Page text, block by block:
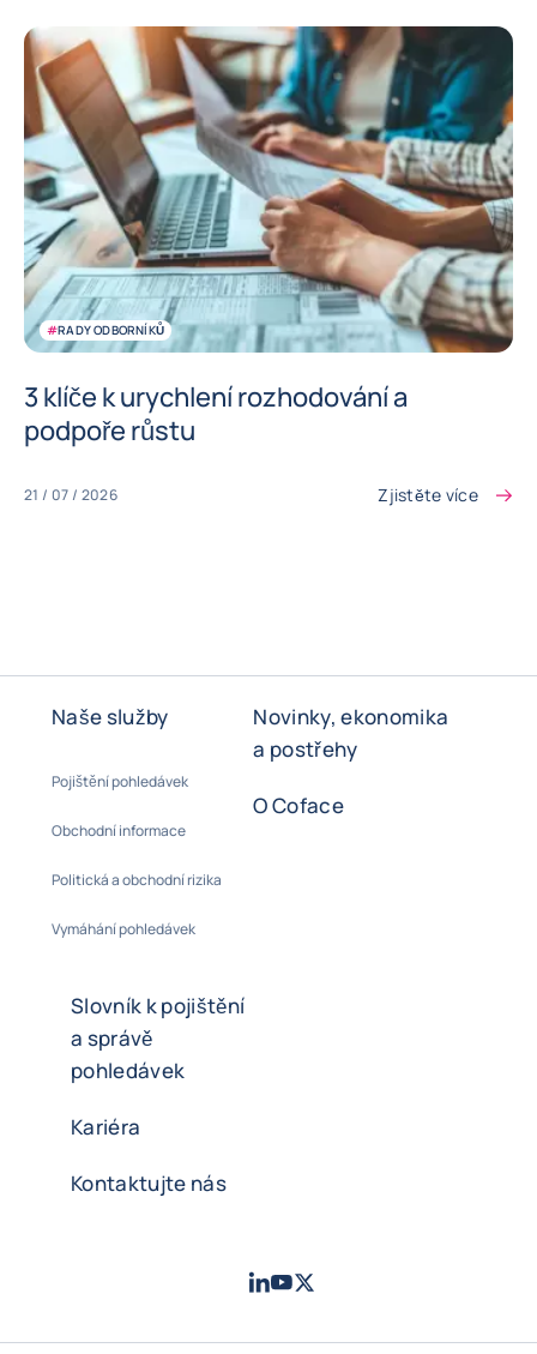
#RADY ODBORNÍKŮ
3 klíče k urychlení rozhodování a
podpoře růstu
21 / 07 / 2026 Zjistěte více
Naše služby
Pojištění pohledávek
Obchodní informace
Politická a obchodní rizika
Vymáhání pohledávek
Novinky, ekonomika
a postřehy
O Coface
Slovník k pojištění
a správě
pohledávek
Kariéra
Kontaktujte nás
LinkedIn
Youtube
Twitter